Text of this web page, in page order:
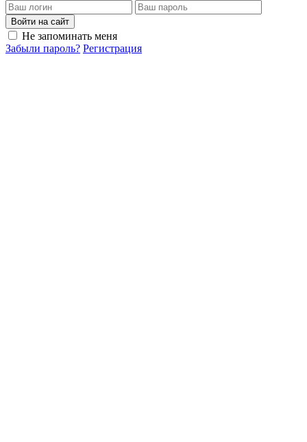
Войти на сайт
Не запоминать меня
Забыли пароль? Регистрация